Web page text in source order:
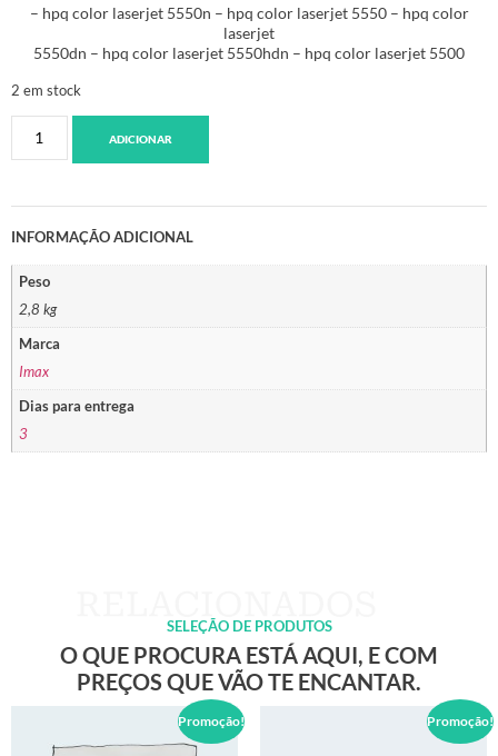
– hpq color laserjet 5550n – hpq color laserjet 5550 – hpq color
laserjet
5550dn – hpq color laserjet 5550hdn – hpq color laserjet 5500
2 em stock
ADICIONAR
INFORMAÇÃO ADICIONAL
Peso
2,8 kg
Marca
Imax
Dias para entrega
3
SELEÇÃO DE PRODUTOS
O QUE PROCURA ESTÁ AQUI, E COM
PREÇOS QUE VÃO TE ENCANTAR.
Promoção! Promoção!